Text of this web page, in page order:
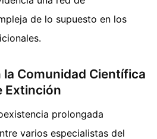
de lo supuesto en los
la Comunidad Científica
Extinción
prolongada
varios especialistas del